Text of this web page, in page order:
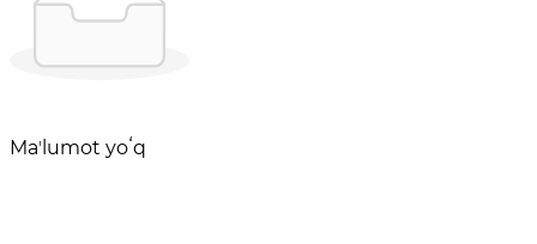
Maʼlumot yoʻq